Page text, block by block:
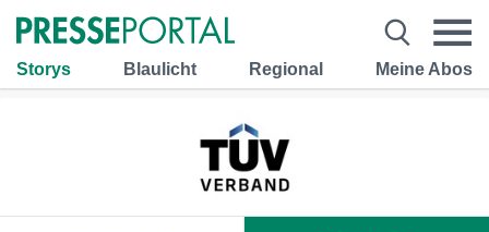
Storys Blaulicht Regional Meine Abos